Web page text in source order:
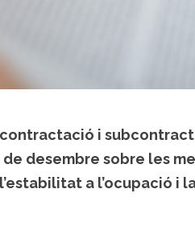
i
desembre sobre les
a l’ocupació i